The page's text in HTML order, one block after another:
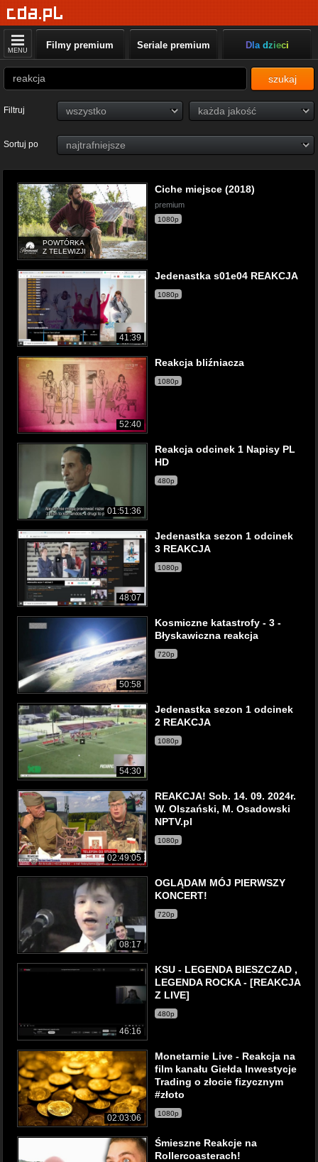
MENU Filmy premium Seriale premium Dla dzieci
szukaj
Filtruj
Sortuj po
POWTÓRKA
Z TELEWIZJI
Ciche miejsce (2018)
premium
1080p
41:39
Jedenastka s01e04 REAKCJA
1080p
52:40
Reakcja bliźniacza
1080p
01:51:36
Reakcja odcinek 1 Napisy PL
HD
480p
48:07
Jedenastka sezon 1 odcinek
3 REAKCJA
1080p
50:58
Kosmiczne katastrofy - 3 -
Błyskawiczna reakcja
720p
54:30
Jedenastka sezon 1 odcinek
2 REAKCJA
1080p
02:49:05
REAKCJA! Sob. 14. 09. 2024r.
W. Olszański, M. Osadowski
NPTV.pl
1080p
08:17
OGLĄDAM MÓJ PIERWSZY
KONCERT!
720p
46:16
KSU - LEGENDA BIESZCZAD ,
LEGENDA ROCKA - [REAKCJA
Z LIVE]
480p
02:03:06
Monetarnie Live - Reakcja na
film kanału Giełda Inwestycje
Trading o złocie fizycznym
#złoto
1080p
Śmieszne Reakcje na
Rollercoasterach!